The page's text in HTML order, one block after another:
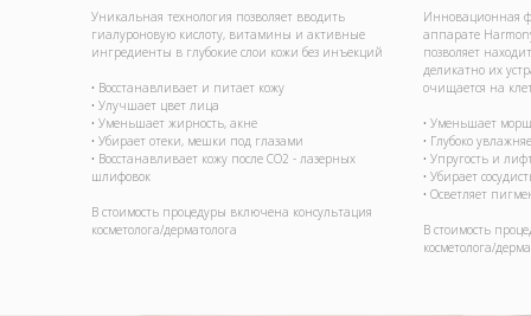
Уникальная технология позволяет вводить
гиалуроновую кислоту, витамины и активные
ингредиенты в глубокие слои кожи без инъекций
• Восстанавливает и питает кожу
• Улучшает цвет лица
• Уменьшает жирность, акне
• Убирает отеки, мешки под глазами
• Восстанавливает кожу после CO2 - лазерных
шлифовок
В стоимость процедуры включена консультация
косметолога/дерматолога
Инновационная
аппарате
позволяет
деликатно их
очищается на
• Уменьшает
• Глубоко
• Упругость и
• Убирает
• Осветляет
В стоимость
косметолога/